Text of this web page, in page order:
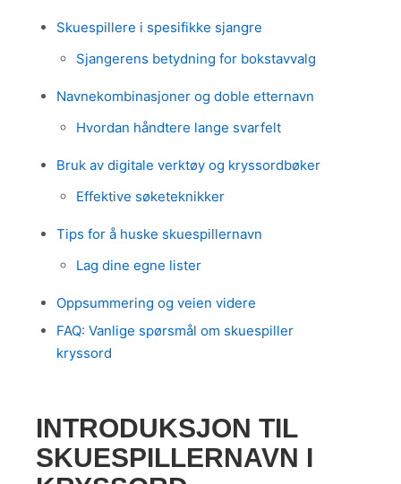
Skuespillere i spesifikke sjangre
Sjangerens betydning for bokstavvalg
Navnekombinasjoner og doble etternavn
Hvordan håndtere lange svarfelt
Bruk av digitale verktøy og kryssordbøker
Effektive søketeknikker
Tips for å huske skuespillernavn
Lag dine egne lister
Oppsummering og veien videre
FAQ: Vanlige spørsmål om skuespiller
kryssord
INTRODUKSJON TIL
SKUESPILLERNAVN I